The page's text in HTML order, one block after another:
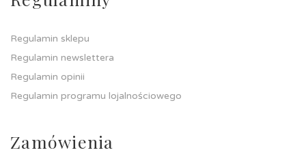
Regulamin sklepu
Regulamin newslettera
Regulamin opinii
Regulamin programu lojalnościowego
Zamówienia